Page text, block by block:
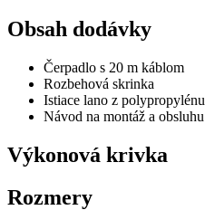
Obsah dodávky
Čerpadlo s 20 m káblom
Rozbehová skrinka
Istiace lano z polypropylénu
Návod na montáž a obsluhu
Výkonová krivka
Rozmery